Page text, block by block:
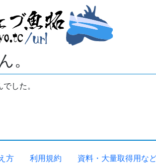
。
した。
方 利用規約 資料・大量取得用な